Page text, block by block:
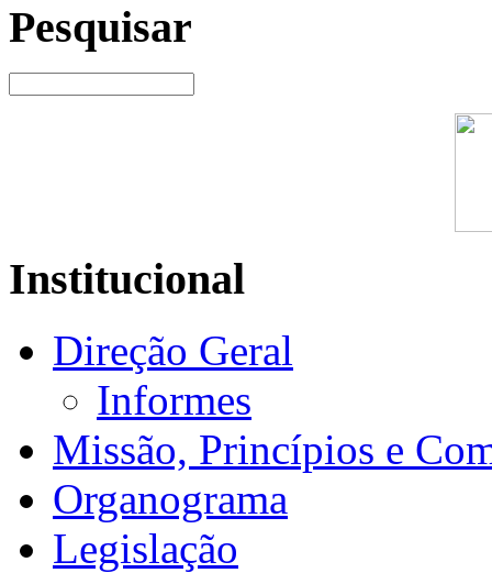
Pesquisar
Institucional
Direção Geral
Informes
Missão, Princípios e
Organograma
Legislação